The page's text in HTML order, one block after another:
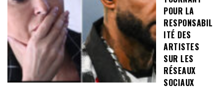
POUR LA
RESPONSABIL
ITÉ DES
ARTISTES
SUR LES
RÉSEAUX
SOCIAUX